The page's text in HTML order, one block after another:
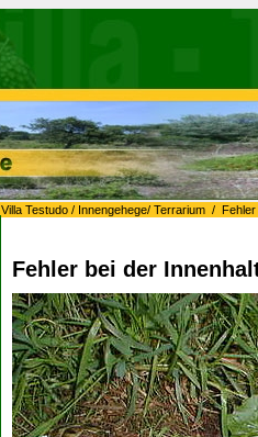
Villa Testudo / Innengehege/ Terrarium / Fehler
Fehler bei der